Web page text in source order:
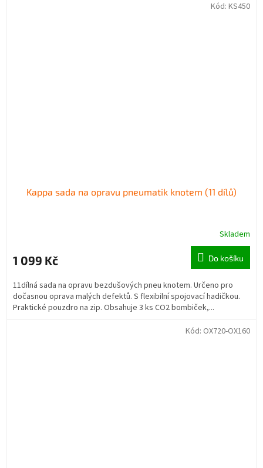
Kappa sada na opravu pneumatik knotem (11 dílů)
produktu
4,1
z
5
hvězdiček.
Skladem
1 099 Kč Do košíku
11dílná sada na opravu bezdušových pneu knotem. Určeno pro
dočasnou oprava malých defektů. S flexibilní spojovací hadičkou.
Praktické pouzdro na zip. Obsahuje 3 ks CO2 bombiček,...
Kód: KS450
Kód: OX720-OX160